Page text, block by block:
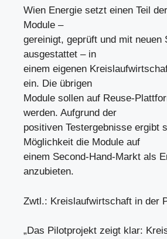
Wien Energie setzt einen Teil
Module –
gereinigt, geprüft und mit neuen
ausgestattet – in
einem eigenen
ein. Die übrigen
Module sollen auf Reuse-
werden. Aufgrund der
positiven Testergebnisse ergibt
Möglichkeit die Module auf
einem Second-Hand-Markt als
anzubieten.
Zwtl.: Kreislaufwirtschaft in der
„Das Pilotprojekt zeigt klar: